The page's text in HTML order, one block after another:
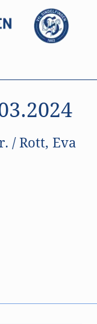
/ Rott, Eva